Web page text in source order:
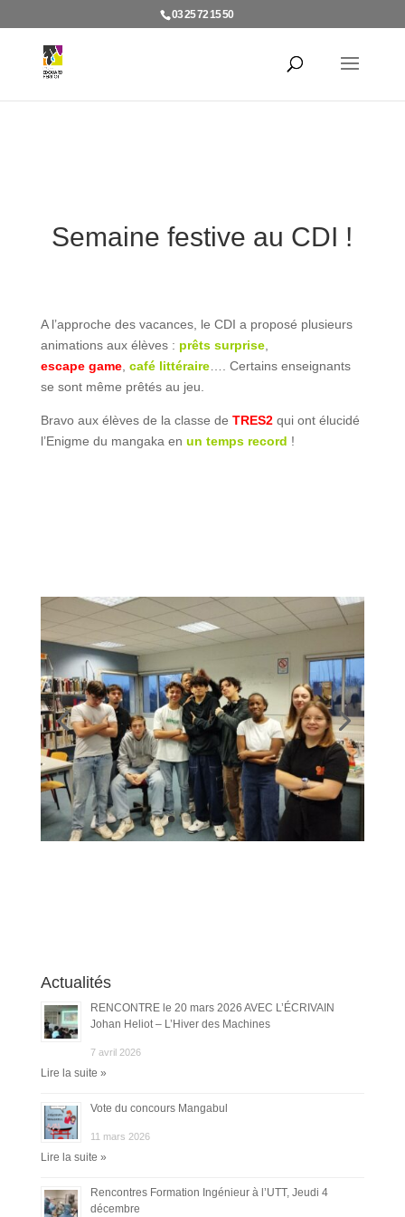
03 25 72 15 50
Semaine festive au CDI !
A l’approche des vacances, le CDI a proposé plusieurs
animations aux élèves : prêts surprise,
escape game, café littéraire…. Certains enseignants
se sont même prêtés au jeu.
Bravo aux élèves de la classe de TRES2 qui ont élucidé
l’Enigme du mangaka en un temps record !
Actualités
RENCONTRE le 20 mars 2026 AVEC L’ÉCRIVAIN
Johan Heliot – L’Hiver des Machines
7 avril 2026
Lire la suite »
Vote du concours Mangabul
11 mars 2026
Lire la suite »
Rencontres Formation Ingénieur à l’UTT, Jeudi 4
décembre